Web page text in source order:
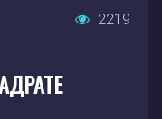
2219